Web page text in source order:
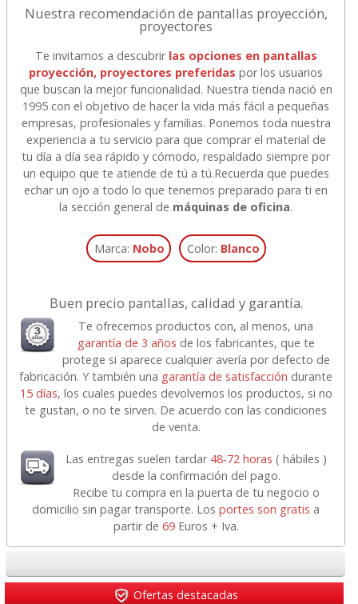
Nuestra recomendación de pantallas proyección,
proyectores
Te invitamos a descubrir las opciones en pantallas
proyección, proyectores preferidas por los usuarios
que buscan la mejor funcionalidad. Nuestra tienda nació en
1995 con el objetivo de hacer la vida más fácil a pequeñas
empresas, profesionales y familias. Ponemos toda nuestra
experiencia a tu servicio para que comprar el material de
tu día a día sea rápido y cómodo, respaldado siempre por
un equipo que te atiende de tú a tú.Recuerda que puedes
echar un ojo a todo lo que tenemos preparado para ti en
la sección general de máquinas de oficina.
Marca: Nobo Color: Blanco
Buen precio pantallas, calidad y garantía.
Te ofrecemos productos con, al menos, una
garantía de 3 años de los fabricantes, que te
protege si aparece cualquier avería por defecto de
fabricación. Y también una garantía de satisfacción durante
15 días, los cuales puedes devolvernos los productos, si no
te gustan, o no te sirven. De acuerdo con las condiciones
de venta.
Las entregas suelen tardar 48-72 horas ( hábiles )
desde la confirmación del pago.
Recibe tu compra en la puerta de tu negocio o
domicilio sin pagar transporte. Losportes son gratis a
partir de 69Euros + Iva.
Ofertas destacadas